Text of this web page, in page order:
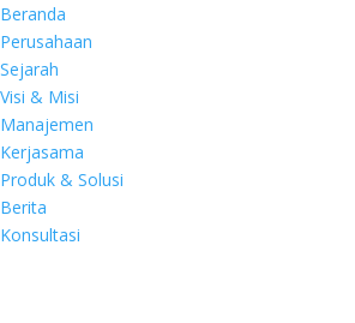
Beranda
Perusahaan
Sejarah
Visi & Misi
Manajemen
Kerjasama
Produk & Solusi
Berita
Konsultasi